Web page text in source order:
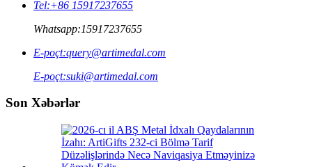
Tel:+86 15917237655
Whatsapp:15917237655
E-poçt:query@artimedal.com
E-poçt:suki@artimedal.com
Son Xəbərlər